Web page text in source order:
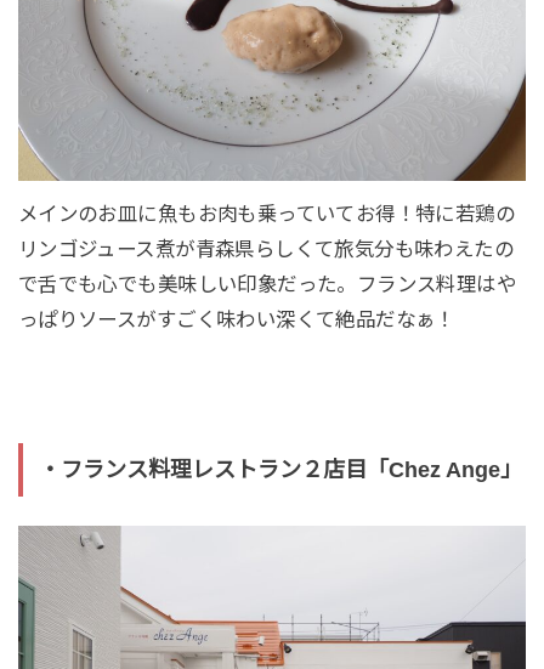
メインのお皿に魚もお肉も乗っていてお得！特に若鶏の
リンゴジュース煮が青森県らしくて旅気分も味わえたの
で舌でも心でも美味しい印象だった。フランス料理はや
っぱりソースがすごく味わい深くて絶品だなぁ！
・フランス料理レストラン２店目「Chez Ange」